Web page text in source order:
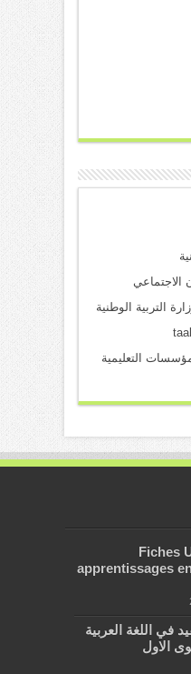
الاجتماعي
التربية الوطنية
التعليمية
Fiches
apprentissages
في اللغة العربية
الاول